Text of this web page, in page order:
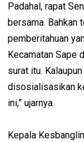
Padahal, rapat
bersama. Bahkan
pemberitahuan
Kecamatan Sape
surat itu.
disosialisasikan
ini,” ujarnya.
Kepala